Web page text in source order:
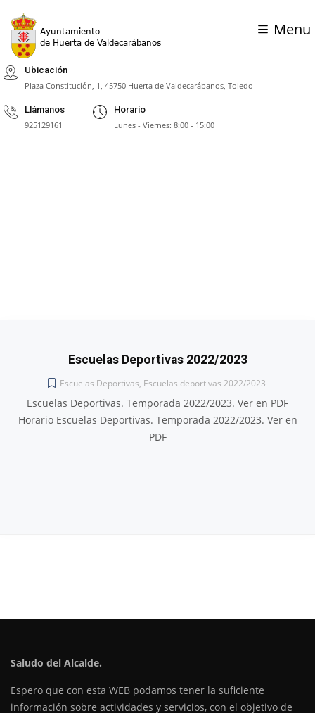
Menu
Ubicación
Plaza Constitución, 1, 45750 Huerta de Valdecarábanos, Toledo
Llámanos
925129161
Horario
Lunes - Viernes: 8:00 - 15:00
Escuelas Deportivas 2022/2023
Escuelas Deportivas, Escuelas deportivas 2022/2023
Escuelas Deportivas. Temporada 2022/2023. Ver en PDF
Horario Escuelas Deportivas. Temporada 2022/2023. Ver en
PDF
Saludo del Alcalde.
Espero que con esta WEB podamos tener la suficiente
información sobre actividades y servicios, con el objetivo de